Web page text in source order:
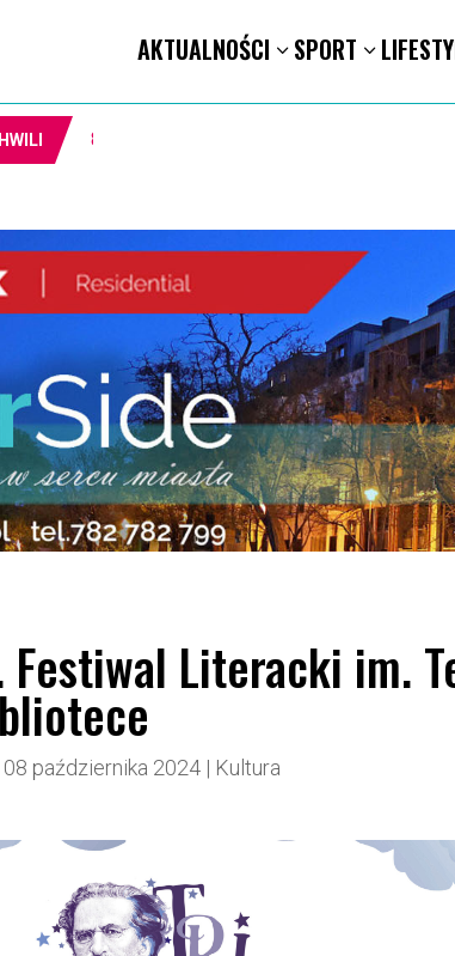
AKTUALNOŚCI SPORT
8-11.8. Warsztaty pisania ikon w Pałacu
Festiwal Literacki im.
08 października 2024 | Kultura